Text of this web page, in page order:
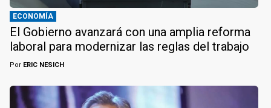
ECONOMÍA
El Gobierno avanzará con una amplia reforma
laboral para modernizar las reglas del trabajo
Por ERIC NESICH